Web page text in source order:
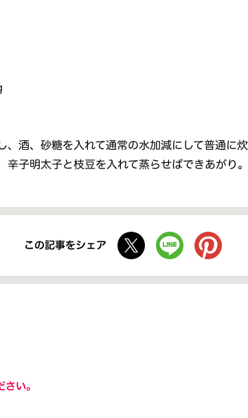
、酒、砂糖を入れて通常の水加減にして普通に炊
辛子明太子と枝豆を入れて蒸らせばできあがり。
この記事をシェア
い。